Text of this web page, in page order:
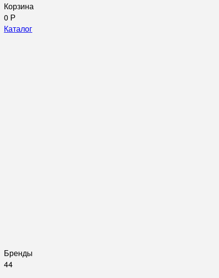
Корзина
0 Р
Каталог
Бренды
44